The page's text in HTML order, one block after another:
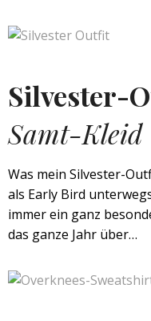
Silvester-
Samt-Kleid
Was mein Silvester-
als Early Bird
immer ein ganz
das ganze Jahr über…